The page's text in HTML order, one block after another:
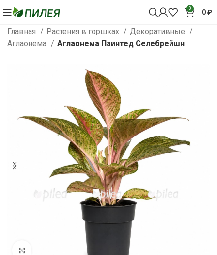
0 0₽
Главная Растения в горшках
Декоративные
Аглаонема
Аглаонема Паинтед Селебрейшн
Нажмите, чтобы увеличить